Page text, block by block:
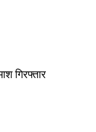
गिरफ्तार